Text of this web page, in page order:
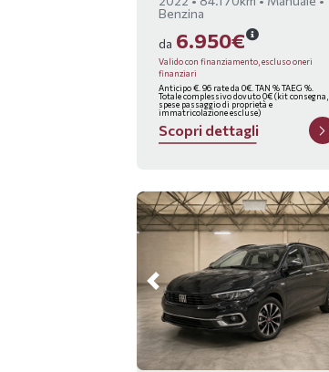
Benzina
da 6.950€
Valido con finanziamento, escluso oneri
finanziari
Anticipo €. 96 rate da 0€. TAN % TAEG %.
Totale complessivo dovuto 0€ (kit consegna,
spese passaggio di proprietà e
immatricolazione escluse)
Scopri dettagli